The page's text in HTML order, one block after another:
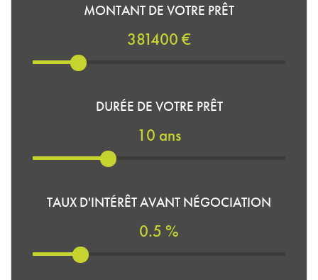
MONTANT DE VOTRE PRÊT
381400 €
DURÉE DE VOTRE PRÊT
10 ans
TAUX D'INTÉRÊT AVANT NÉGOCIATION
0.5 %